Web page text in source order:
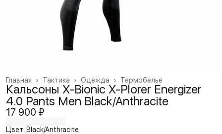
Термобелье
Одежда ›
Тактика ›
Главная ›
Кальсоны X-Bionic X-Plorer Energizer
4.0 Pants Men Black/Anthracite
17 900 ₽
Цвет: Black/Anthracite